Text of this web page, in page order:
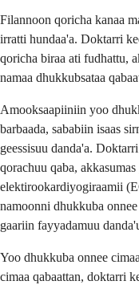
Filannoon qoricha kanaa
irratti hundaa'a. Doktarri
qoricha biraa ati fudhattu,
namaa dhukkubsataa
Amooksaapiiniin yoo
barbaada, sababiin isaas
geessisuu danda'a.
qorachuu qaba,
elektirookardiyogiraamii
namoonni dhukkuba
gaariin fayyadamuu
Yoo dhukkuba onnee
cimaa qabaattan, doktarri